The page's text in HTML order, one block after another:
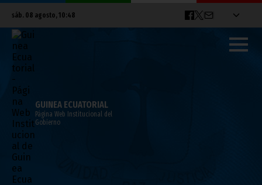
sáb. 08 agosto, 10:48
GUINEA ECUATORIAL
Página Web Institucional del
Gobierno
Llegada triunfal de los Black Stars de
Ghana a la ciudad de Bata